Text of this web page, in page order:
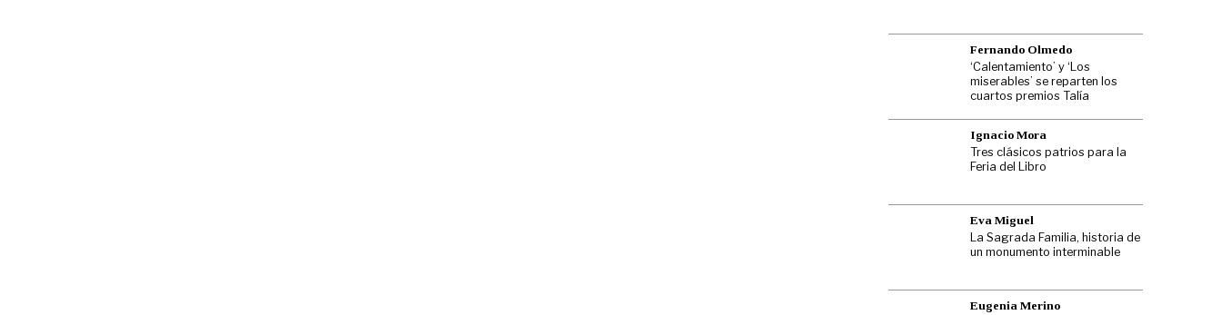
Fernando Olmedo
‘Calentamiento’ y ‘Los
miserables’ se reparten los
cuartos premios Talía
Ignacio Mora
Tres clásicos patrios para la
Feria del Libro
Eva Miguel
La Sagrada Familia, historia de
un monumento interminable
Eugenia Merino